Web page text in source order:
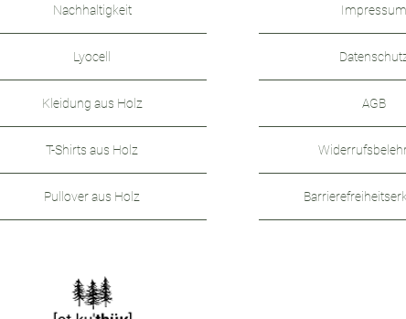
Nachhaltigkeit
Lyocell
Kleidung aus Holz
T-Shirts aus Holz
Pullover aus Holz
Impressum
AGB